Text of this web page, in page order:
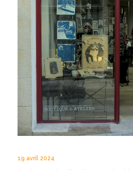
19 avril 2024